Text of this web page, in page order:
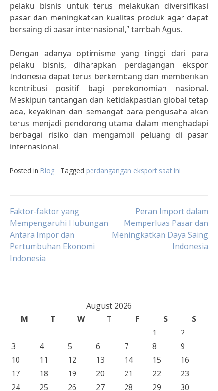
pelaku bisnis untuk terus melakukan diversifikasi
pasar dan meningkatkan kualitas produk agar dapat
bersaing di pasar internasional,” tambah Agus.
Dengan adanya optimisme yang tinggi dari para
pelaku bisnis, diharapkan perdagangan ekspor
Indonesia dapat terus berkembang dan memberikan
kontribusi positif bagi perekonomian nasional.
Meskipun tantangan dan ketidakpastian global tetap
ada, keyakinan dan semangat para pengusaha akan
terus menjadi pendorong utama dalam menghadapi
berbagai risiko dan mengambil peluang di pasar
internasional.
Posted in Blog Tagged perdangangan eksport saat ini
Post
navigation
Faktor-faktor yang
Mempengaruhi Hubungan
Antara Impor dan
Pertumbuhan Ekonomi
Indonesia
Peran Import dalam
Memperluas Pasar dan
Meningkatkan Daya Saing
Indonesia
August 2026
M
T W T F S
S
1
2
3
4 5 6 7 8
9
10
11 12 13 14 15
16
17
18 19 20 21 22
23
24
25 26 27 28 29
30